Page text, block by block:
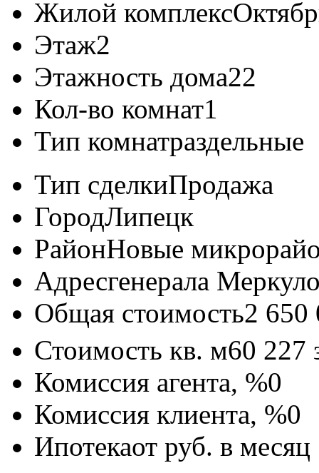
Жилой комплекс
Этаж2
Этажность дома22
Кол-во комнат1
Тип комнатраздельные
Тип сделкиПродажа
ГородЛипецк
РайонНовые
Адресгенерала
Общая стоимость2 650
Стоимость кв. м60 227
Комиссия агента, %0
Комиссия клиента, %0
Ипотекаот руб. в месяц